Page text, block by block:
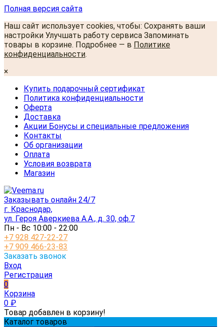
Полная версия сайта
Наш сайт использует cookies, чтобы: Сохранять ваши
настройки Улучшать работу сервиса Запоминать
товары в корзине. Подробнее — в Политике
конфиденциальности.
×
Купить подарочный сертификат
Политика конфиденциальности
Оферта
Доставка
Акции Бонусы и специальные предложения
Контакты
Об организации
Оплата
Условия возврата
Магазин
Заказывать онлайн 24/7
г. Краснодар,
ул. Героя Аверкиева А.А., д. 30, оф.7
Пн - Вс 10:00 - 22:00
+7 928 427-22-27
+7 909 466-23-83
Заказать звонок
Вход
Регистрация
0
Корзина
0 ₽
Товар добавлен в корзину!
Каталог товаров